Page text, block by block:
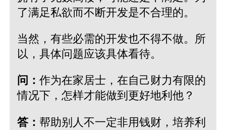
了满足私欲而不断开发是不合理的。
当然，有些必需的开发也不得不做。所
以，具体问题应该具体看待。
问： 作为在家居士，在自己财力有限的
情况下，怎样才能做到更好地利他？
答： 帮助别人不一定非用钱财，培养利